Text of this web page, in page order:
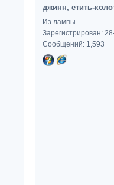
джинн, етить-
Из лампы
Зарегистрирован:
Сообщений: 1,593